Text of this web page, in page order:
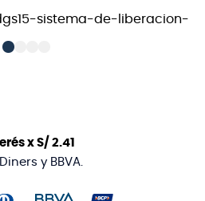
xS/ 2.41
y BBVA.